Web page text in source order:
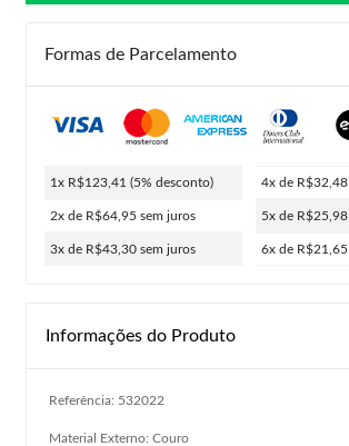
Formas de Parcelamento
1x R$123,41 (5% desconto)
2x de R$64,95 sem juros
3x de R$43,30 sem juros
4x de R$32,48
5x de R$25,98
6x de R$21,65
Informações do Produto
Referência: 532022
Material Externo: Couro